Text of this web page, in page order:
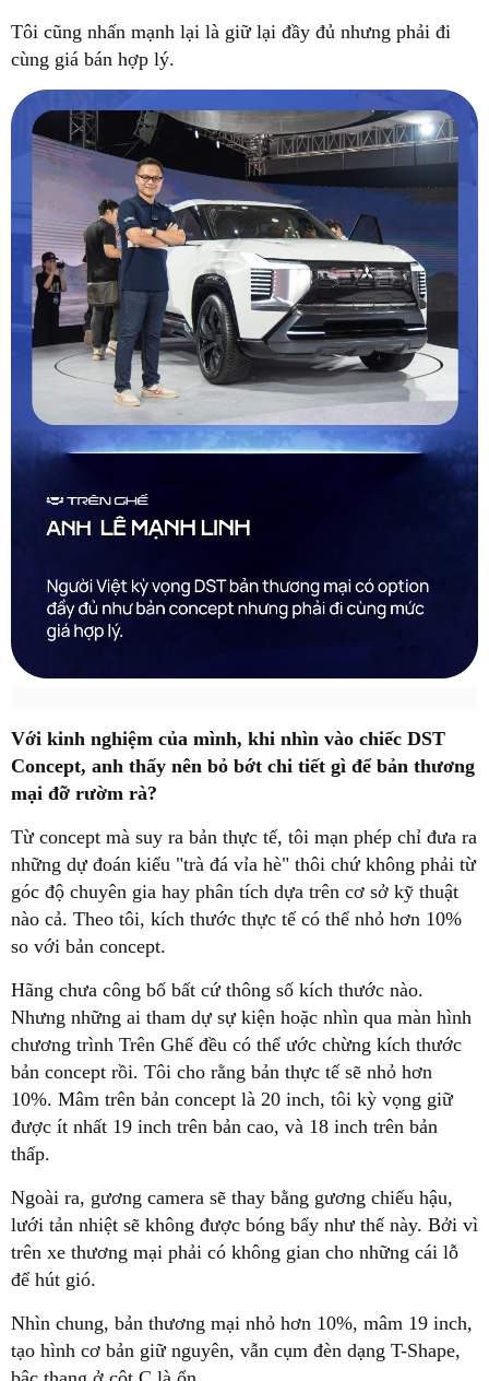
Tôi cũng nhấn mạnh lại là giữ lại đầy đủ nhưng phải đi
cùng giá bán hợp lý.
Với kinh nghiệm của mình, khi nhìn vào chiếc DST
Concept, anh thấy nên bỏ bớt chi tiết gì để bản thương
mại đỡ rườm rà?
Từ concept mà suy ra bản thực tế, tôi mạn phép chỉ đưa ra
những dự đoán kiểu "trà đá vỉa hè" thôi chứ không phải từ
góc độ chuyên gia hay phân tích dựa trên cơ sở kỹ thuật
nào cả. Theo tôi, kích thước thực tế có thể nhỏ hơn 10%
so với bản concept.
Hãng chưa công bố bất cứ thông số kích thước nào.
Nhưng những ai tham dự sự kiện hoặc nhìn qua màn hình
chương trình Trên Ghế đều có thể ước chừng kích thước
bản concept rồi. Tôi cho rằng bản thực tế sẽ nhỏ hơn
10%. Mâm trên bản concept là 20 inch, tôi kỳ vọng giữ
được ít nhất 19 inch trên bản cao, và 18 inch trên bản
thấp.
Ngoài ra, gương camera sẽ thay bằng gương chiếu hậu,
lưới tản nhiệt sẽ không được bóng bẩy như thế này. Bởi vì
trên xe thương mại phải có không gian cho những cái lỗ
để hút gió.
Nhìn chung, bản thương mại nhỏ hơn 10%, mâm 19 inch,
tạo hình cơ bản giữ nguyên, vẫn cụm đèn dạng T-Shape,